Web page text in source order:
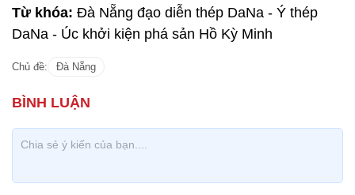
Từ khóa: Đà Nẵng đạo diễn thép DaNa - Ý thép
DaNa - Úc khởi kiện phá sản Hồ Kỳ Minh
Chủ đề: Đà Nẵng